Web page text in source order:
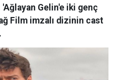
Gelin'e iki genç
Film imzalı dizinin cast